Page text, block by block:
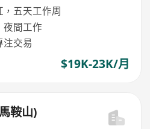
五天工作周
夜間工作
交易
$19K-23K/月
鞍山)